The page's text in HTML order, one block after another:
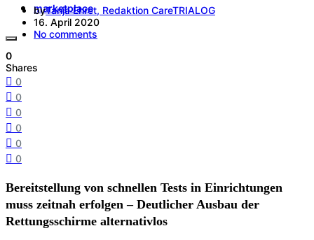
marketplace
byTanja Ehret, Redaktion CareTRIALOG
16. April 2020
No comments
0
Shares
0
0
0
0
0
0
Bereitstellung von schnellen Tests in Einrichtungen
muss zeitnah erfolgen – Deutlicher Ausbau der
Rettungsschirme alternativlos